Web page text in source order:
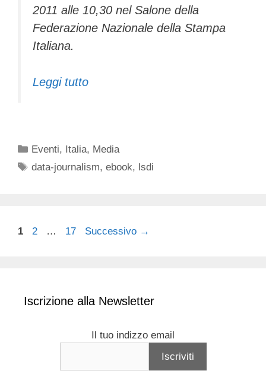
2011 alle 10,30 nel Salone della
Federazione Nazionale della Stampa
Italiana.
Leggi tutto
Categorie
Eventi, Italia, Media
Tag
data-journalism,ebook, lsdi
Pagina
1 Pagina
2 … Pagina
17 Successivo →
Iscrizione alla Newsletter
Il tuo indizzo email